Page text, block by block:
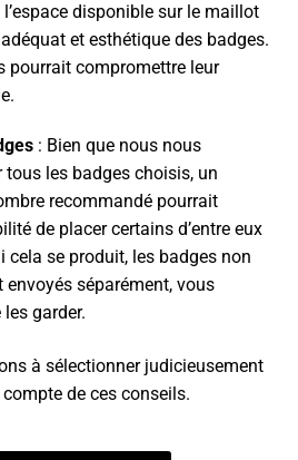
disponible sur le maillot
et esthétique des badges.
pourrait compromettre leur
: Bien que nous nous
tous les badges choisis, un
recommandé pourrait
de placer certains d’entre eux
cela se produit, les badges non
séparément, vous
garder.
à sélectionner judicieusement
de ces conseils.